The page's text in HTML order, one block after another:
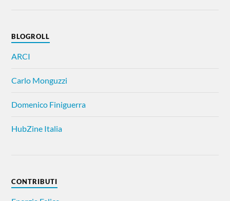
BLOGROLL
ARCI
Carlo Monguzzi
Domenico Finiguerra
HubZine Italia
CONTRIBUTI